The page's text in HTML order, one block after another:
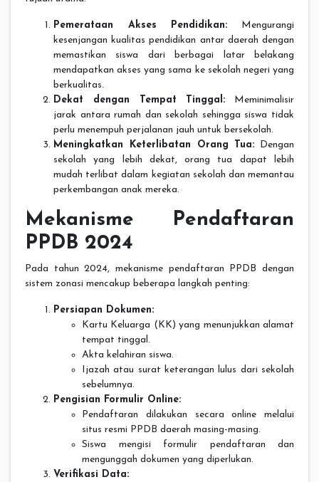
Pemerataan Akses Pendidikan: Mengurangi
kesenjangan kualitas pendidikan antar daerah dengan
memastikan siswa dari berbagai latar belakang
mendapatkan akses yang sama ke sekolah negeri yang
berkualitas.
Dekat dengan Tempat Tinggal: Meminimalisir
jarak antara rumah dan sekolah sehingga siswa tidak
perlu menempuh perjalanan jauh untuk bersekolah.
Meningkatkan Keterlibatan Orang Tua: Dengan
sekolah yang lebih dekat, orang tua dapat lebih
mudah terlibat dalam kegiatan sekolah dan memantau
perkembangan anak mereka.
Mekanisme Pendaftaran
PPDB 2024
Pada tahun 2024, mekanisme pendaftaran PPDB dengan
sistem zonasi mencakup beberapa langkah penting:
Persiapan Dokumen:
Kartu Keluarga (KK) yang menunjukkan alamat
tempat tinggal.
Akta kelahiran siswa.
Ijazah atau surat keterangan lulus dari sekolah
sebelumnya.
Pengisian Formulir Online:
Pendaftaran dilakukan secara online melalui
situs resmi PPDB daerah masing-masing.
Siswa mengisi formulir pendaftaran dan
mengunggah dokumen yang diperlukan.
Verifikasi Data: